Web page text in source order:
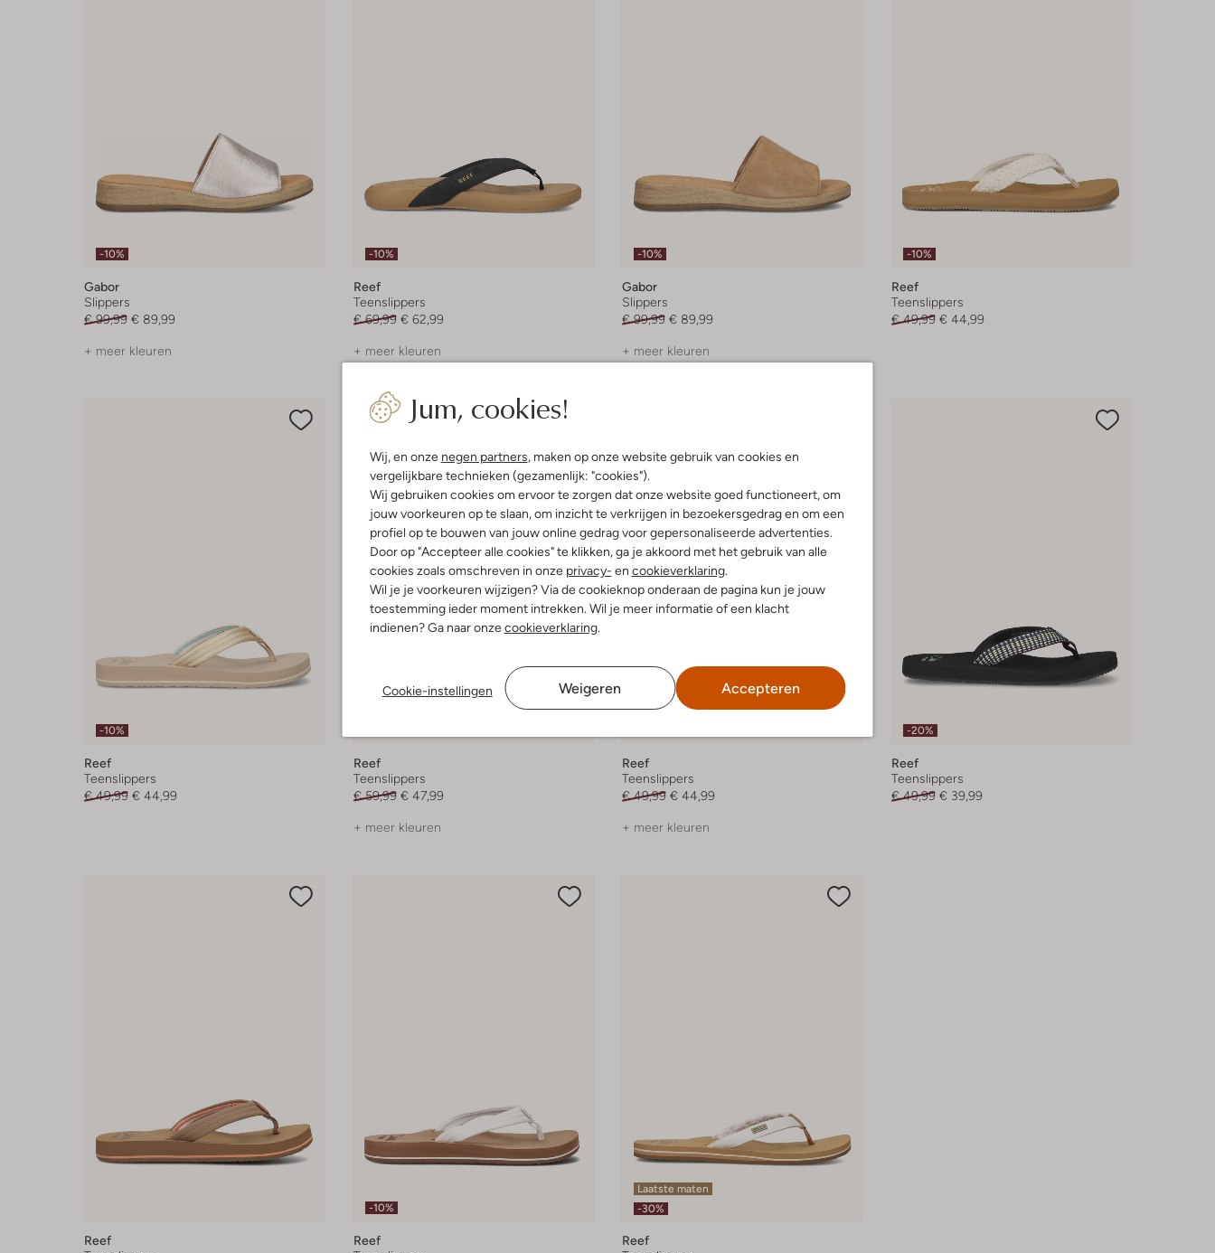
Jum, cookies!
Wij, en onze negen partners, maken op onze website gebruik van cookies en
vergelijkbare technieken (gezamenlijk: "cookies").
Wij gebruiken cookies om ervoor te zorgen dat onze website goed functioneert, om
jouw voorkeuren op te slaan, om inzicht te verkrijgen in bezoekersgedrag en om een
profiel op te bouwen van jouw online gedrag voor gepersonaliseerde advertenties.
Door op "Accepteer alle cookies" te klikken, ga je akkoord met het gebruik van alle
cookies zoals omschreven in onze privacy- en cookieverklaring.
Wil je je voorkeuren wijzigen? Via de cookieknop onderaan de pagina kun je jouw
toestemming ieder moment intrekken. Wil je meer informatie of een klacht
indienen? Ga naar onzecookieverklaring.
Cookie-instellingen Weigeren Accepteren
-10%
Gabor
Slippers
€ 99,99 € 89,99
+ meer kleuren
-10%
Reef
Teenslippers
€ 69,99 € 62,99
+ meer kleuren
-10%
Gabor
Slippers
€ 99,99 € 89,99
+ meer kleuren
-10%
Reef
Teenslippers
€ 49,99 € 44,99
-10%
Reef
Teenslippers
€ 49,99 € 44,99
Reef
Teenslippers
€ 59,99 € 47,99
+ meer kleuren
Reef
Teenslippers
€ 49,99 € 44,99
+ meer kleuren
-20%
Reef
Teenslippers
€ 49,99 € 39,99
Reef
-10%
Reef
Laatste maten
-30%
Reef